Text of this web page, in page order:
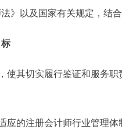
》以及国家有关规定，结
其切实履行鉴证和服务职
的注册会计师行业管理体